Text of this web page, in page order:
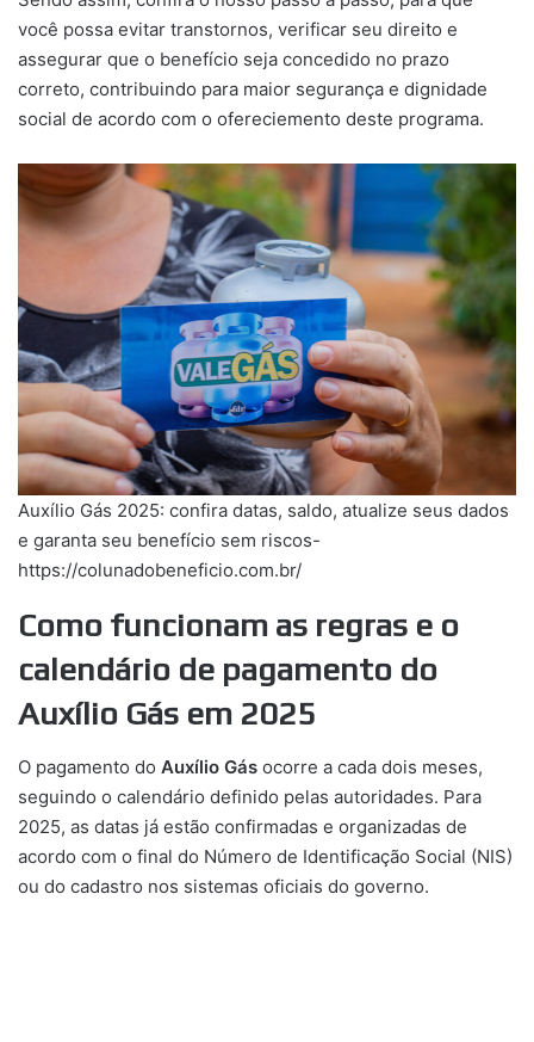
você possa evitar transtornos, verificar seu direito e
assegurar que o benefício seja concedido no prazo
correto, contribuindo para maior segurança e dignidade
social de acordo com o ofereciemento deste programa.
Auxílio Gás 2025: confira datas, saldo, atualize seus dados
e garanta seu benefício sem riscos-
https://colunadobeneficio.com.br/
Como funcionam as regras e o
calendário de pagamento do
Auxílio Gás em 2025
O pagamento do Auxílio Gás ocorre a cada dois meses,
seguindo o calendário definido pelas autoridades. Para
2025, as datas já estão confirmadas e organizadas de
acordo com o final do Número de Identificação Social (NIS)
ou do cadastro nos sistemas oficiais do governo.